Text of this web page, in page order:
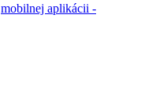
mobilnej aplikácii -